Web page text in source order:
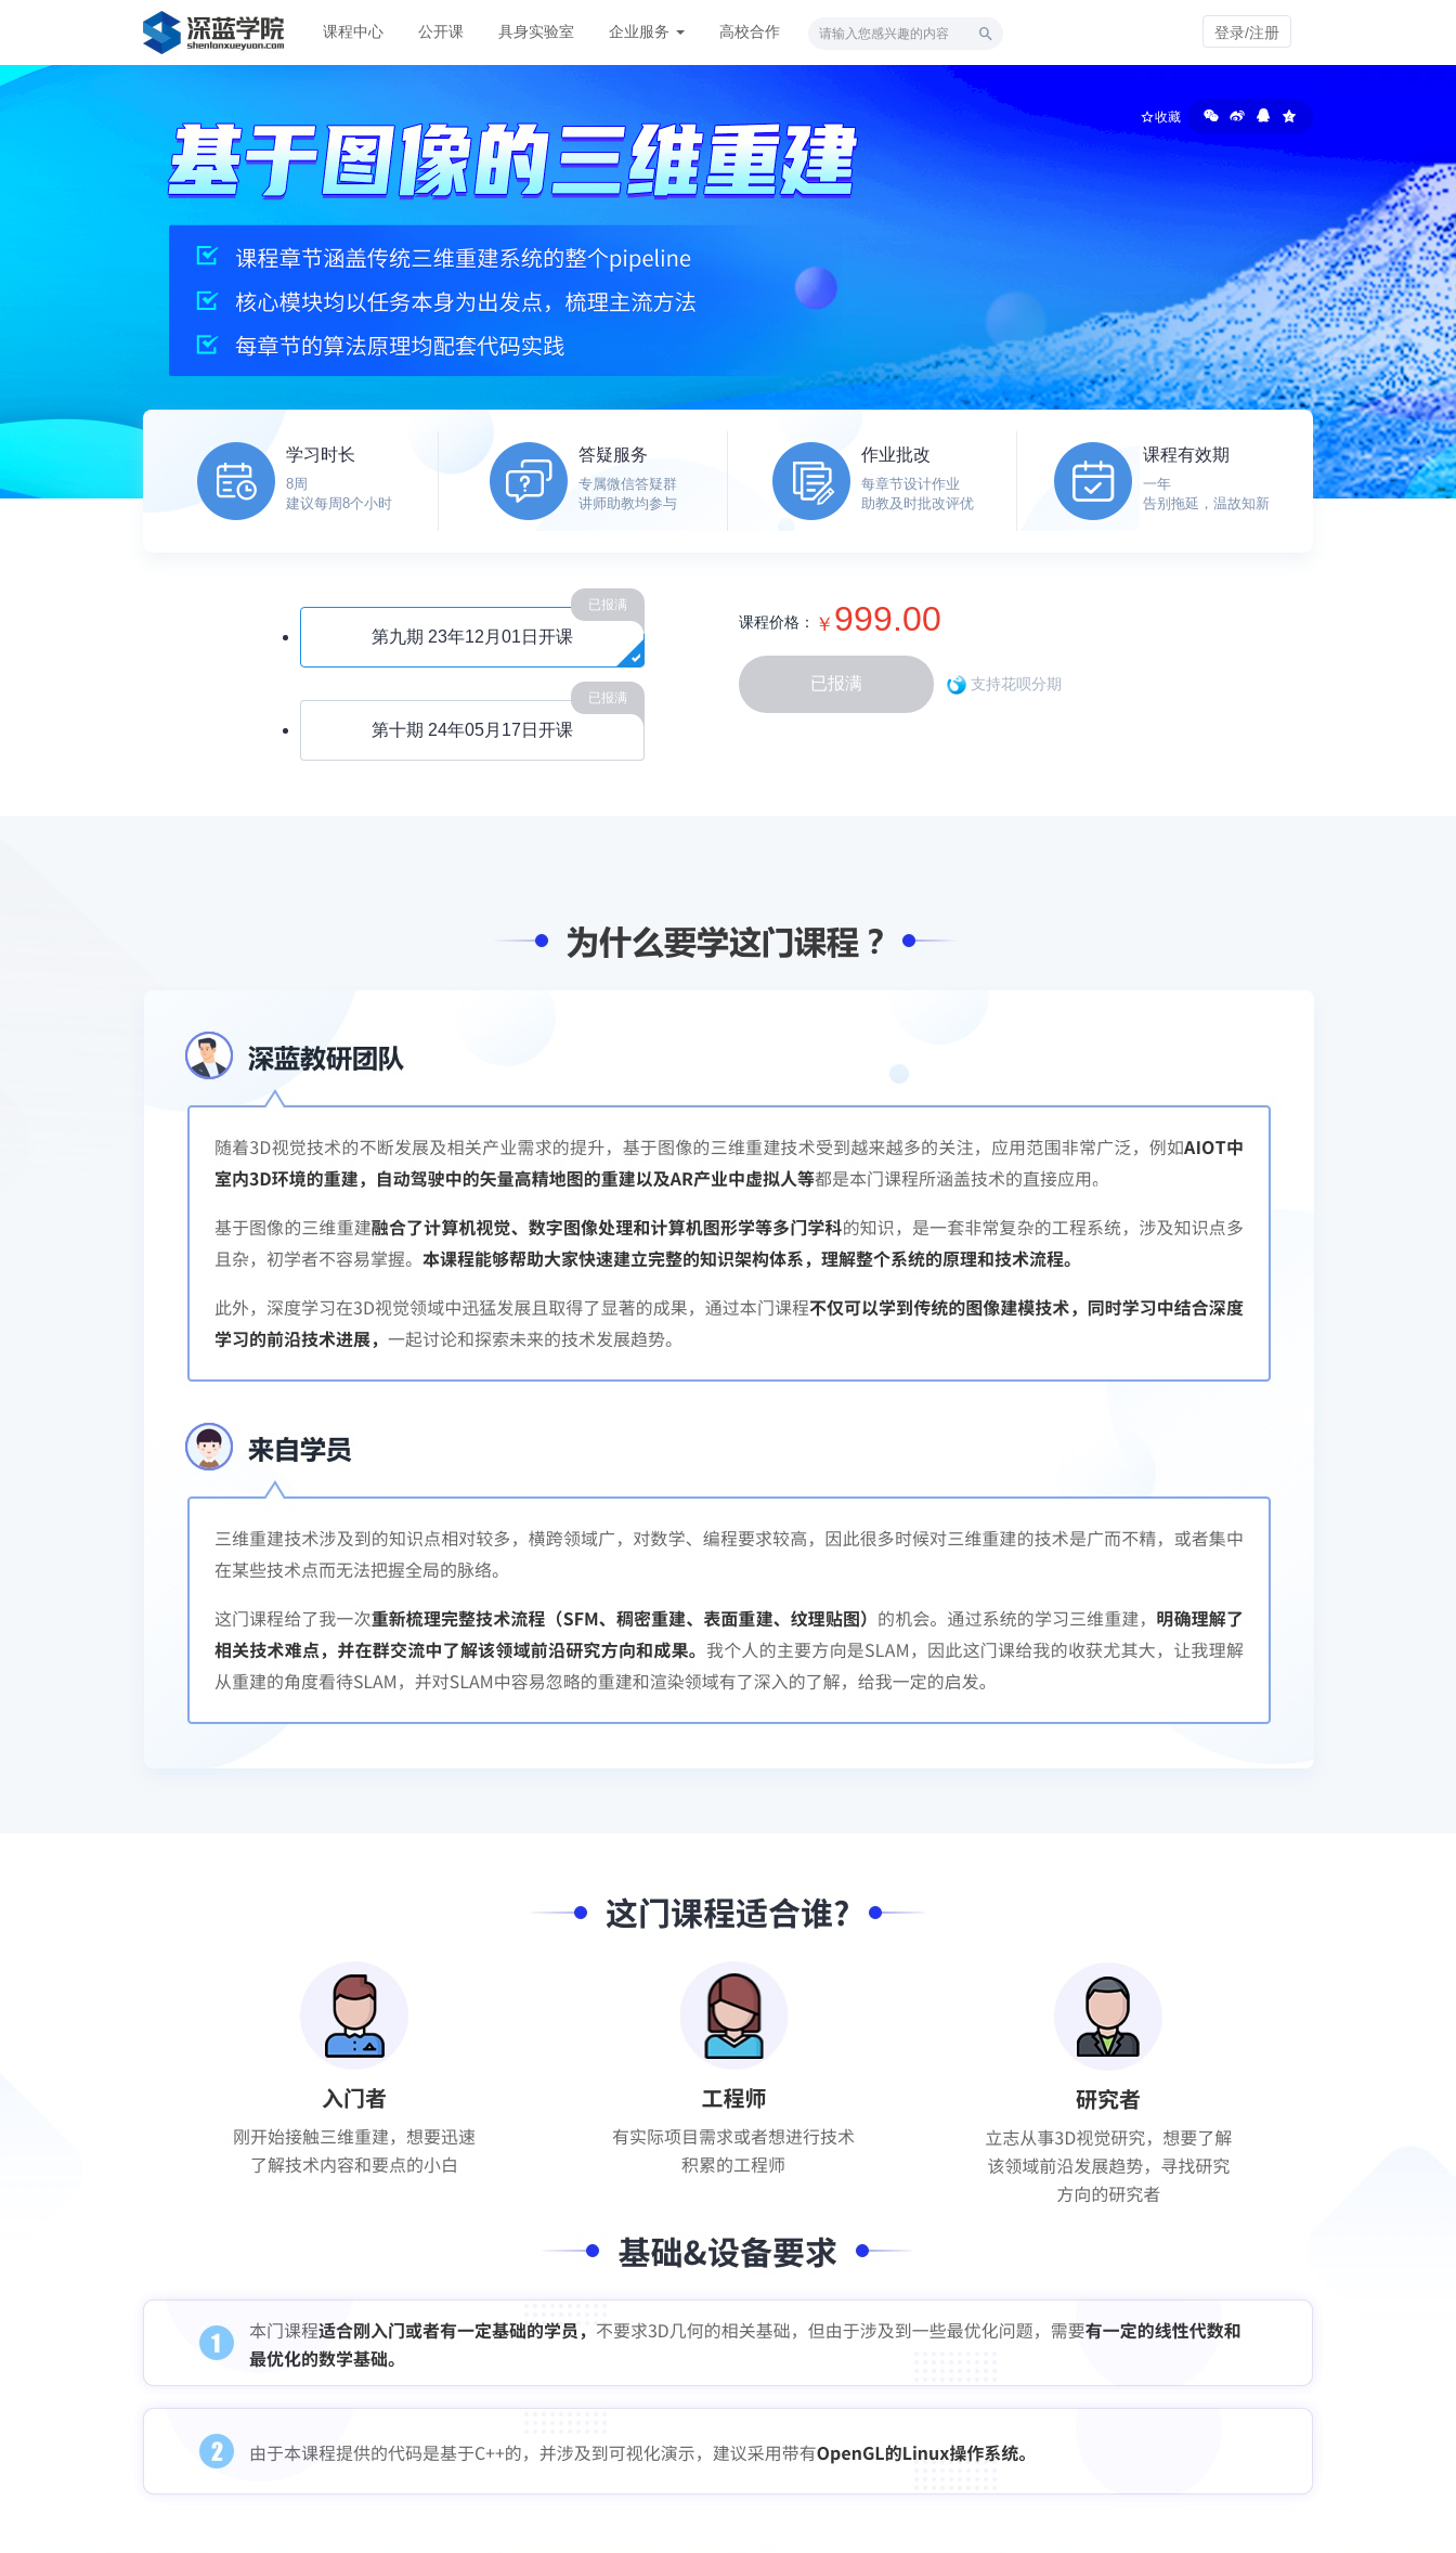
课程中心 公开课 具身实验室 企业服务 高校合作 登录/注册
收藏
学习时长
8周
建议每周8个小时
答疑服务
专属微信答疑群
讲师助教均参与
作业批改
每章节设计作业
助教及时批改评优
课程有效期
一年
告别拖延，温故知新
第九期 23年12月01日开课
已报满
第十期 24年05月17日开课
已报满
课程价格： ￥ 999.00
已报满 支持花呗分期